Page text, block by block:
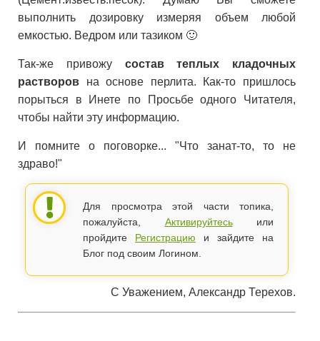
выполнить дозировку измеряя объем любой
емкостью. Ведром или тазиком 🙂
Так-же привожу состав теплых кладочных
растворов на основе перлита. Как-то пришлось
порыться в Инете по Просьбе одного Читателя,
чтобы найти эту информацию.
И помните о поговорке... "Что занат-то, то не
здраво!"
Для просмотра этой части топика,
пожалуйста, Активируйтесьили
пройдите Регистрацию и зайдите на
Блог под своим Логином.
С Уважением, Александр Терехов.